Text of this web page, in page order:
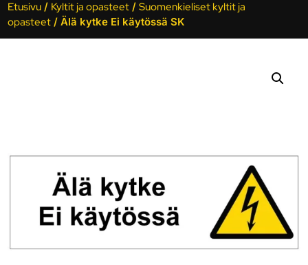
Etusivu / Kyltit ja opasteet /Suomenkieliset kyltit ja
opasteet / Älä kytke Ei käytössä SK